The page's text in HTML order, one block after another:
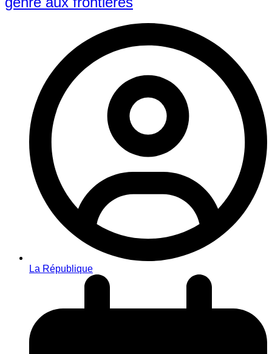
La République